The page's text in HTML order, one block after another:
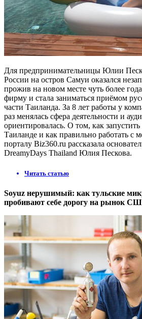
Для предпринимательницы Юлии
России на остров Самуи оказался
прожив на новом месте чуть более
фирму и стала заниматься приёмом
части Таиланда. За 8 лет работы у
раз менялась сфера деятельности и
ориентировалась. О том, как запустить
Таиланде и как правильно работать с
порталу Biz360.ru рассказала
DreamyDays Thailand Юлия Пескова.
Читать статью
Soyuz нерушимый: как тульские
пробивают себе дорогу на рынок